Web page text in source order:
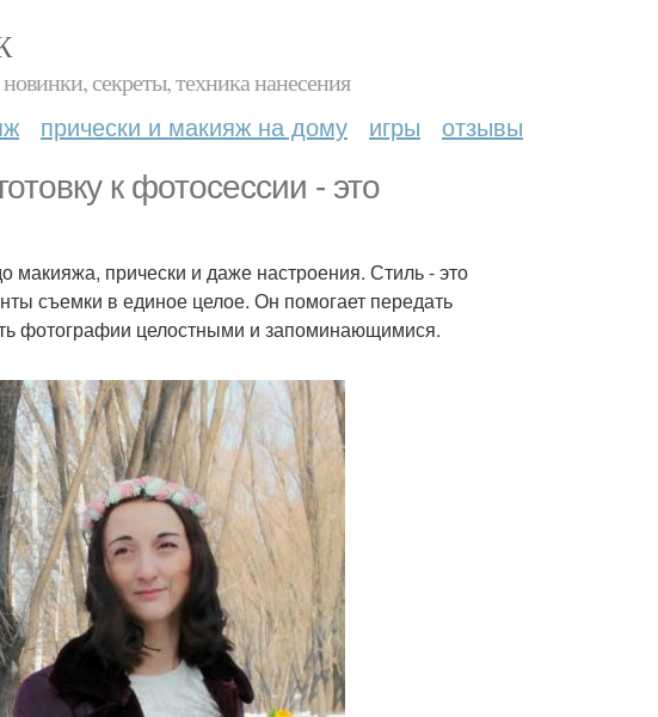
секреты, техника нанесения
прически и макияж на дому игры отзывы
к фотосессии - это
макияжа, прически и даже настроения. Стиль - это
съемки в единое целое. Он помогает передать
фотографии целостными и запоминающимися.